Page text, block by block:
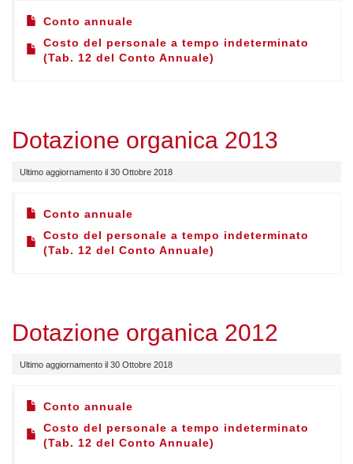
Conto annuale
Costo del personale a tempo indeterminato
(Tab. 12 del Conto Annuale)
Dotazione organica 2013
Ultimo aggiornamento il 30 Ottobre 2018
Conto annuale
Costo del personale a tempo indeterminato
(Tab. 12 del Conto Annuale)
Dotazione organica 2012
Ultimo aggiornamento il 30 Ottobre 2018
Conto annuale
Costo del personale a tempo indeterminato
(Tab. 12 del Conto Annuale)